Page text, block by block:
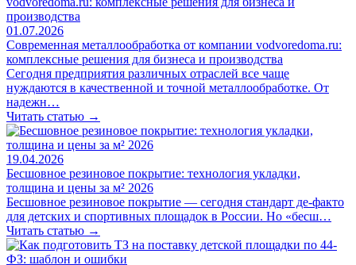
01.07.2026
Современная металлообработка от компании vodvoredoma.ru:
комплексные решения для бизнеса и производства
Сегодня предприятия различных отраслей все чаще
нуждаются в качественной и точной металлообработке. От
надежн…
Читать статью →
19.04.2026
Бесшовное резиновое покрытие: технология укладки,
толщина и цены за м² 2026
Бесшовное резиновое покрытие — сегодня стандарт де-факто
для детских и спортивных площадок в России. Но «бесш…
Читать статью →